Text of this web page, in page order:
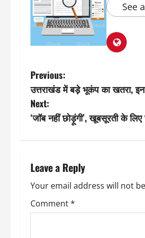
See
P
o
s
n
a
v
Previous:
उत्तराखंड में बड़े भूकंप का खतरा,
Next:
‘जॉब नहीं छोड़ूंगी’, खूबसूरती के
Leave a Reply
Your email address will not
Comment*